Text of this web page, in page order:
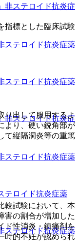
非ステロイド抗炎症
ステロイド抗炎症薬
ステロイド抗炎症薬
非ステロイド抗炎症
ステロイド抗炎症薬
テロイド抗炎症薬
ステロイド抗炎症薬
指標とした臨床試験
り出して服用するよ
より、硬い鋭角部が
て縦隔洞炎等の重篤
較試験において、本
害の割合が増加した
ド性消炎・鎮痛剤を
時的不妊が認められ